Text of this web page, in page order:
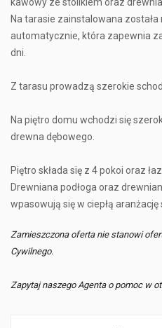
Na tarasie zainstalowana została
automatycznie, która zapewnia
dni.
Z tarasu prowadzą szerokie
Na piętro domu wchodzi się
drewna dębowego.
Piętro składa się z 4 pokoi oraz
Drewniana podłoga oraz
wpasowują się w ciepłą
Zamieszczona oferta nie stanowi
Cywilnego.
Zapytaj naszego Agenta o pomoc w